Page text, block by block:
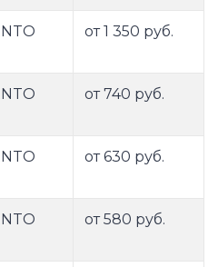
от 1 350 руб.
от 740 руб.
от 630 руб.
от 580 руб.